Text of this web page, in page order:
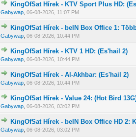
KingOfSat Hírek - KTV Sport Plus HD:
Gabywap ,06-08-2026, 11:07 PM
0 Szavazat - 01
KingOfSat Hírek - beIN Box Office 1:
Gabywap ,06-08-2026, 10:44 PM
0 Szavazat - 01
KingOfSat Hírek - KTV 1 HD: (Es'hail 2)
Gabywap ,06-08-2026, 10:44 PM
0 Szavazat - 0
KingOfSat Hírek - Al-Akhbar: (Es'hail 2)
Gabywap ,06-08-2026, 10:44 PM
0 Szavazat - 0
KingOfSat Hírek - Value 24: (Hot Bird
Gabywap ,06-08-2026, 03:02 PM
0 Szavazat - 01
KingOfSat Hírek - beIN Box Office HD 2:
Gabywap ,06-08-2026, 03:02 PM
0 Szavazat - 01